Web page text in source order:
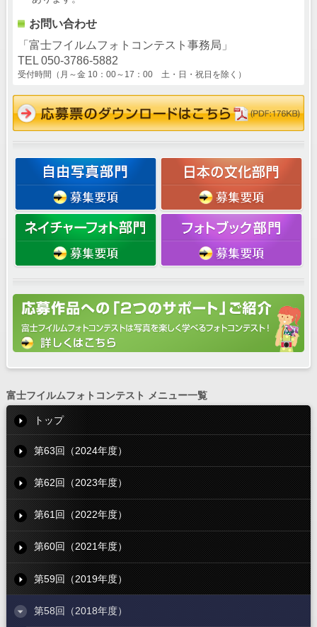
お問い合わせ
「富士フイルムフォトコンテスト事務局」
TEL 050-3786-5882
受付時間（月～金 10：00～17：00 土・日・祝日を除く）
富士フイルムフォトコンテスト メニュー一覧
トップ
第63回（2024年度）
第62回（2023年度）
第61回（2022年度）
第60回（2021年度）
第59回（2019年度）
第58回（2018年度）